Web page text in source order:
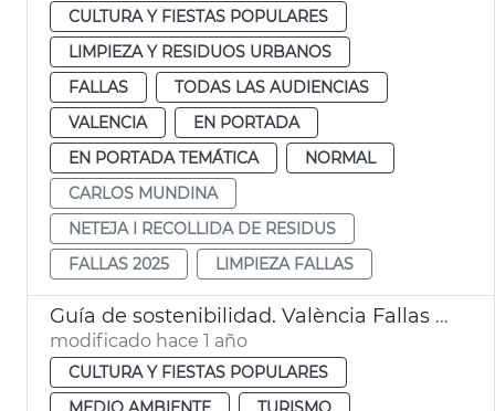
CULTURA Y FIESTAS POPULARES
LIMPIEZA Y RESIDUOS URBANOS
FALLAS
TODAS LAS AUDIENCIAS
VALENCIA
EN PORTADA
EN PORTADA TEMÁTICA
NORMAL
CARLOS MUNDINA
NETEJA I RECOLLIDA DE RESIDUS
FALLAS 2025
LIMPIEZA FALLAS
Guía de sostenibilidad. València Fallas 2025
modificado hace 1 año
CULTURA Y FIESTAS POPULARES